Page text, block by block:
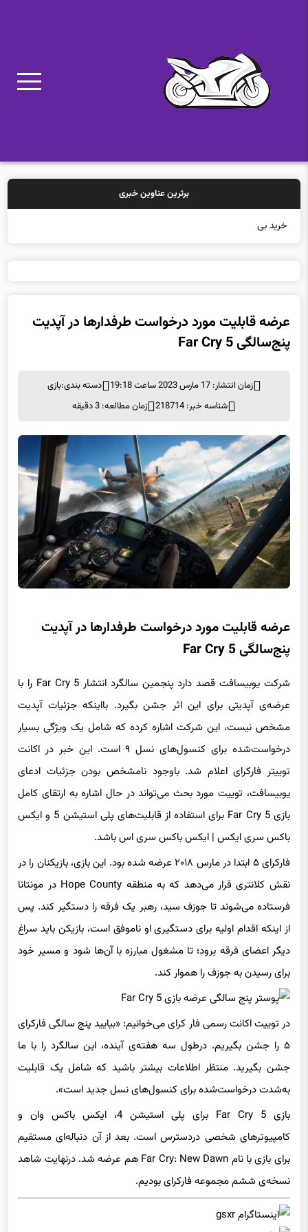
برترین عناوین خبری
خرید بیمه: سنتی
عرضه قابلیت مورد درخواست طرفدارها در آپدیت
پنج‌سالگی Far Cry 5
زمان انتشار: 17 مارس 2023 ساعت 19:18 دسته بندی:بازی
شناسه خبر: 218714
زمان مطالعه: 3 دقیقه
عرضه قابلیت مورد درخواست طرفدارها در آپدیت
پنج‌سالگی Far Cry 5
شرکت یوبیسافت قصد دارد پنجمین سالگرد انتشار Far Cry 5 را با
عرضه‌ی آپدیتی برای این اثر جشن بگیرد. بااینکه جزئیات آپدیت
مشخص نیست، این شرکت اشاره کرده که شامل یک ویژگی بسیار
درخواست‌شده برای کنسول‌های نسل ۹ است. این خبر در اکانت
توییتر فارکرای اعلام شد. باوجود نامشخص بودن جزئیات ادعای
یوبیسافت، توییت مورد بحث می‌تواند در حال اشاره به ارتقای کامل
بازی Far Cry 5 برای استفاده از قابلیت‌های پلی استیشن 5 و ایکس
باکس سری ایکس | ایکس باکس سری اس باشد.
فارکرای ۵ ابتدا در مارس ۲۰۱۸ عرضه شده بود. این بازی، بازیکنان را در
نقش کلانتری قرار می‌دهد که به منطقه Hope County در مونتانا
فرستاده می‌شوند تا جوزف سید، رهبر یک فرقه را دستگیر کند. پس
از اینکه اقدام اولیه برای دستگیری او ناموفق است، بازیکن باید سراغ
دیگر اعضای فرقه برود؛ تا مشغول مبارزه با آن‌ها شود و مسیر خود
برای رسیدن به جوزف را هموار کند.
در توییت اکانت رسمی فار کرای می‌خوانیم: «بیایید پنج سالگی فارکرای
۵ را جشن بگیریم. درطول سه هفته‌ی آینده، این سالگرد را با ما
جشن بگیرید. منتظر اطلاعات بیشتر باشید که شامل یک قابلیت
به‌شدت درخواست‌شده برای کنسول‌های نسل جدید است».
بازی Far Cry 5 برای پلی استیشن 4، ایکس باکس وان و
کامپیوترهای شخصی دردسترس است. بعد از آن دنباله‌ای مستقیم
برای بازی با نام Far Cry: New Dawn هم عرضه شد. درنهایت شاهد
نسخه‌ی ششم مجموعه فارکرای بودیم.